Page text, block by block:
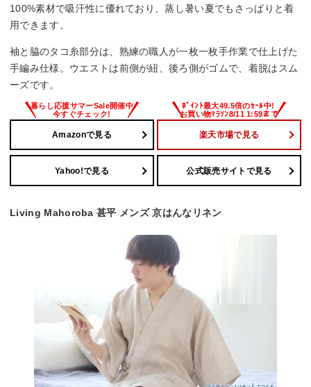
100%素材で吸汗性に優れており、蒸し暑い夏でもさっぱりと着
用できます。
袖と脇のタコ糸部分は、熟練の職人が一枚一枚手作業で仕上げた
手編み仕様。ウエストは前側が紐、後ろ側がゴムで、着脱はスム
ーズです。
Amazonで見る 楽天市場で見る
Yahoo!で見る 公式販売サイトで見る
Living Mahoroba 甚平 メンズ 京はんなリネン